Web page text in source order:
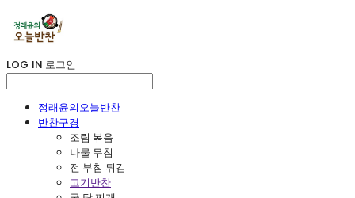
LOG IN 로그인
정래윤의오늘반찬
반찬구경
조림 볶음
나물 무침
전 부침 튀김
고기반찬